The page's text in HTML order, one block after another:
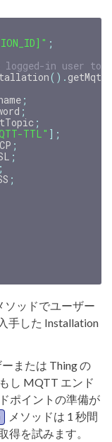
;
logged-in user to
().
;
;
;
TTL" ];
;
;
;
;
ソッドでユーザー
手した Installation
または Thing の
し MQTT エンド
ポイントの準備が
メソッドは 1 秒間
得を試みます。